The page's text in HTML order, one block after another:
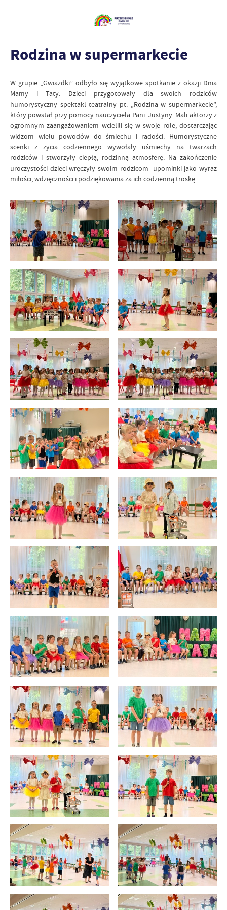
Rodzina w supermarkecie
W grupie „Gwiazdki” odbyło się wyjątkowe spotkanie z okazji Dnia
Mamy i Taty. Dzieci przygotowały dla swoich rodziców
humorystyczny spektakl teatralny pt. „Rodzina w supermarkecie”,
który powstał przy pomocy nauczyciela Pani Justyny. Mali aktorzy z
ogromnym zaangażowaniem wcielili się w swoje role, dostarczając
widzom wielu powodów do śmiechu i radości. Humorystyczne
scenki z życia codziennego wywołały uśmiechy na twarzach
rodziców i stworzyły ciepłą, rodzinną atmosferę. Na zakończenie
uroczystości dzieci wręczyły swoim rodzicom upominki jako wyraz
miłości, wdzięczności i podziękowania za ich codzienną troskę.